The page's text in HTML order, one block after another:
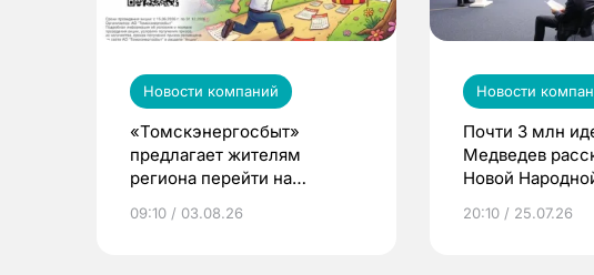
Новости компаний
«Томскэнергосбыт»
предлагает жителям
региона перейти на
выиграть призы
09:10 / 03.08.26
Новости
Почти 3 млн
Медведев
Новой
20:10 / 25.07.26